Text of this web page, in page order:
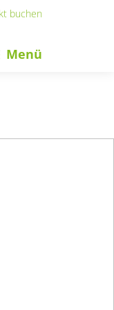
buchen
Menü